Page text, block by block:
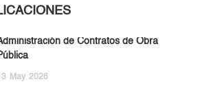
de Contratos de Obra
May 2026